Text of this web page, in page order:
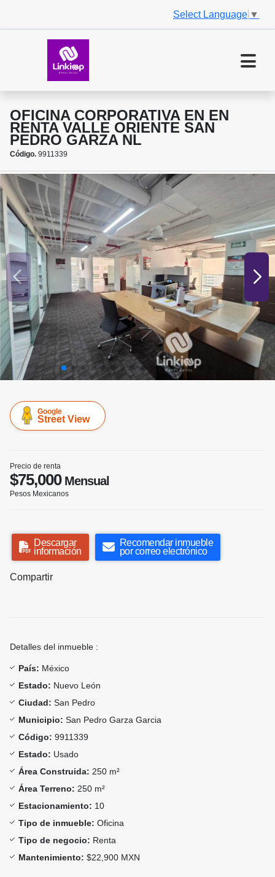
Select Language ▼
OFICINA CORPORATIVA EN EN
RENTA VALLE ORIENTE SAN
PEDRO GARZA NL
Código. 9911339
Google
Street View
Precio de renta
$75,000Mensual
Pesos Mexicanos
Descargar
información
Recomendar inmueble
por correo electrónico
Compartir
Detalles del inmueble :
País: México
Estado: Nuevo León
Ciudad: San Pedro
Municipio: San Pedro Garza Garcia
Código: 9911339
Estado: Usado
Área Construida: 250 m²
Área Terreno: 250 m²
Estacionamiento: 10
Tipo de inmueble: Oficina
Tipo de negocio: Renta
Mantenimiento: $22,900 MXN